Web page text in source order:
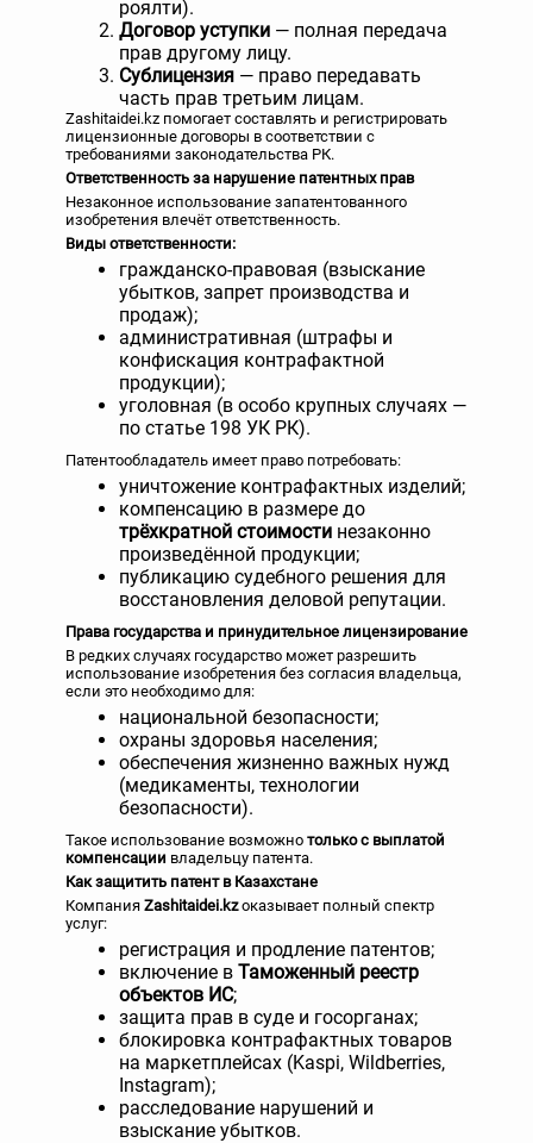
роялти).
Договор уступки — полная передача
прав другому лицу.
Сублицензия — право передавать
часть прав третьим лицам.
Zashitaidei.kz помогает составлять и регистрировать
лицензионные договоры в соответствии с
требованиями законодательства РК.
Ответственность за нарушение патентных прав
Незаконное использование запатентованного
изобретения влечёт ответственность.
Виды ответственности:
гражданско-правовая (взыскание
убытков, запрет производства и
продаж);
административная (штрафы и
конфискация контрафактной
продукции);
уголовная (в особо крупных случаях —
по статье 198 УК РК).
Патентообладатель имеет право потребовать:
уничтожение контрафактных изделий;
компенсацию в размере до
трёхкратной стоимости незаконно
произведённой продукции;
публикацию судебного решения для
восстановления деловой репутации.
Права государства и принудительное лицензирование
В редких случаях государство может разрешить
использование изобретения без согласия владельца,
если это необходимо для:
национальной безопасности;
охраны здоровья населения;
обеспечения жизненно важных нужд
(медикаменты, технологии
безопасности).
Такое использование возможно только с выплатой
компенсации владельцу патента.
Как защитить патент в Казахстане
Компания Zashitaidei.kzоказывает полный спектр
услуг:
регистрация и продление патентов;
включение в Таможенный реестр
объектов ИС;
защита прав в суде и госорганах;
блокировка контрафактных товаров
на маркетплейсах (Kaspi, Wildberries,
Instagram);
расследование нарушений и
взыскание убытков.